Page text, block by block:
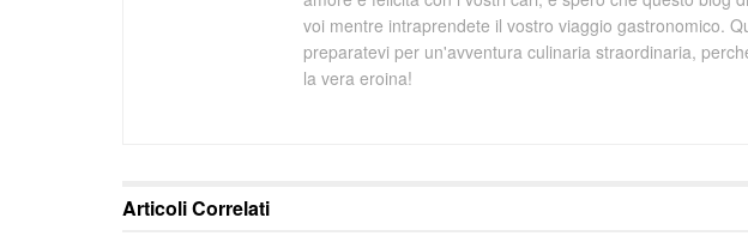
voi mentre intraprendete il vostro viaggio gastronomico.
preparatevi per un'avventura culinaria straordinaria,
la vera eroina!
ArticoliCorrelati